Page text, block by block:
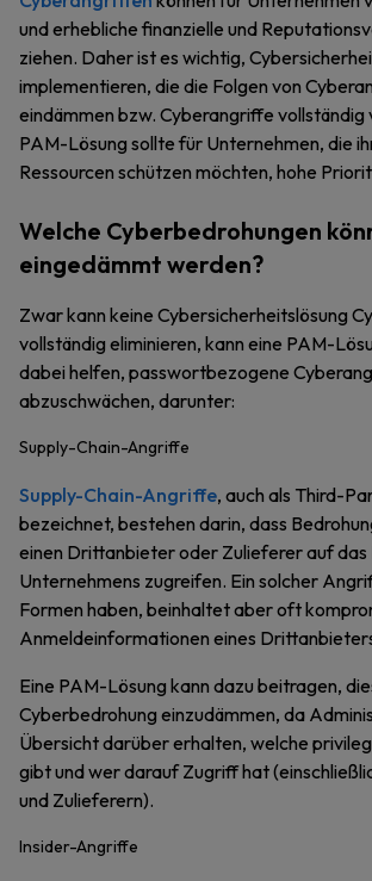
und erhebliche finanzielle und
ziehen. Daher ist es wichtig,
implementieren, die die Folgen von
eindämmen bzw. Cyberangriffe vollständig
PAM-Lösung sollte für Unternehmen, die
Ressourcen schützen möchten, hohe
Welche Cyberbedrohungen
eingedämmt werden?
Zwar kann keine Cybersicherheitslösung
vollständig eliminieren, kann eine PAM-
dabei helfen, passwortbezogene
abzuschwächen, darunter:
Supply-Chain-Angriffe
Supply-Chain-Angriffe, auch als Third-
bezeichnet, bestehen darin, dass
einen Drittanbieter oder Zulieferer auf
Unternehmens zugreifen. Ein solcher
Formen haben, beinhaltet aber oft
Anmeldeinformationen eines
Eine PAM-Lösung kann dazu beitragen,
Cyberbedrohung einzudämmen, da
Übersicht darüber erhalten, welche
gibt und wer darauf Zugriff hat
und Zulieferern).
Insider-Angriffe